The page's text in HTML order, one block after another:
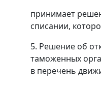
принимает
списании,
5. Решение об
таможенных
в перечень